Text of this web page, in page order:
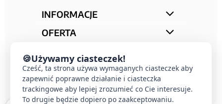
INFORMACJE
OFERTA
KONTAKT
🍪Używamy ciasteczek!
Cześć, ta strona używa wymaganych ciasteczek aby
zapewnić poprawne działanie i ciasteczka
trackingowe aby lepiej zrozumieć co Cie interesuje.
To drugie będzie dopiero po zaakceptowaniu.